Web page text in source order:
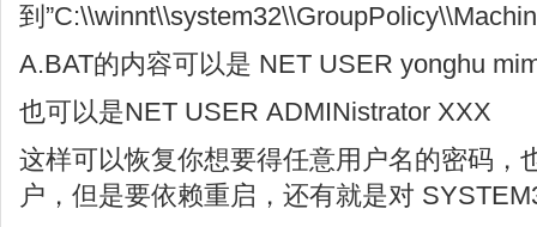
到
A.BAT的内容可以是 NET USER yonghu
也可以是NET USER ADMINistrator XXX
这样可以恢复你想要得任意用户名的密码，
户，但是要依赖重启，还有就是对